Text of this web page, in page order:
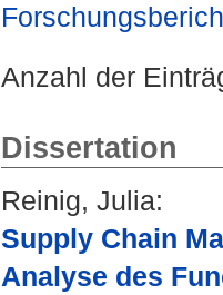
Anzahl der
Dissertation
Reinig, Julia:
Supply Chain
Analyse des